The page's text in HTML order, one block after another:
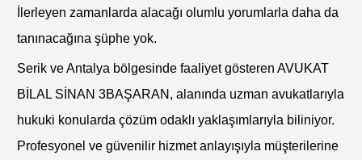
İlerleyen zamanlarda alacağı olumlu yorumlarla daha da
tanınacağına şüphe yok.
Serik ve Antalya bölgesinde faaliyet gösteren AVUKAT
BİLAL SİNAN 3BAŞARAN, alanında uzman avukatlarıyla
hukuki konularda çözüm odaklı yaklaşımlarıyla biliniyor.
Profesyonel ve güvenilir hizmet anlayışıyla müşterilerine